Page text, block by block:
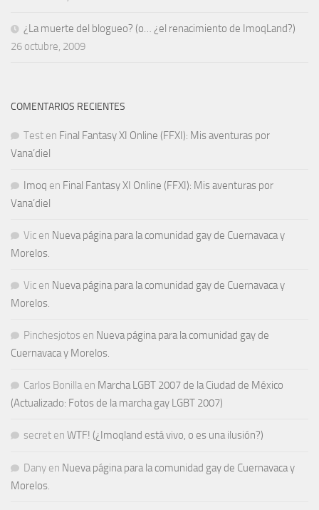
¿La muerte del blogueo? (o… ¿el renacimiento de ImoqLand?)
26 octubre, 2009
COMENTARIOS RECIENTES
Test en Final Fantasy XI Online (FFXI): Mis aventuras por
Vana’diel
Imoq en Final Fantasy XI Online (FFXI): Mis aventuras por
Vana’diel
Vic en Nueva página para la comunidad gay de Cuernavaca y
Morelos.
Vic en Nueva página para la comunidad gay de Cuernavaca y
Morelos.
Pinchesjotos en Nueva página para la comunidad gay de
Cuernavaca y Morelos.
Carlos Bonilla en Marcha LGBT 2007 de la Ciudad de México
(Actualizado: Fotos de la marcha gay LGBT 2007)
secret en WTF! (¿Imoqland está vivo, o es una ilusión?)
Dany en Nueva página para la comunidad gay de Cuernavaca y
Morelos.